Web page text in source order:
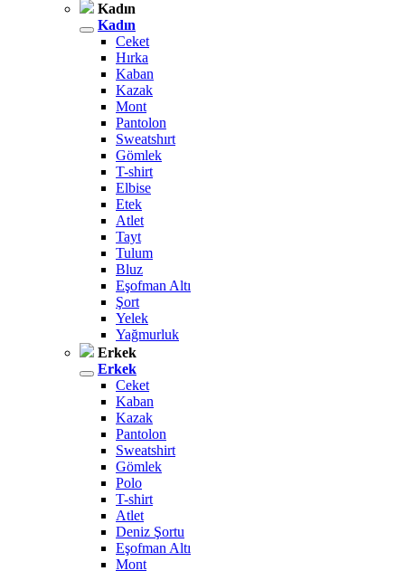
Kadın
Kadın
Ceket
Hırka
Kaban
Kazak
Mont
Pantolon
Sweatshırt
Gömlek
T-shirt
Elbise
Etek
Atlet
Tayt
Tulum
Bluz
Eşofman Altı
Şort
Yelek
Yağmurluk
Erkek
Erkek
Ceket
Kaban
Kazak
Pantolon
Sweatshirt
Gömlek
Polo
T-shirt
Atlet
Deniz Şortu
Eşofman Altı
Mont